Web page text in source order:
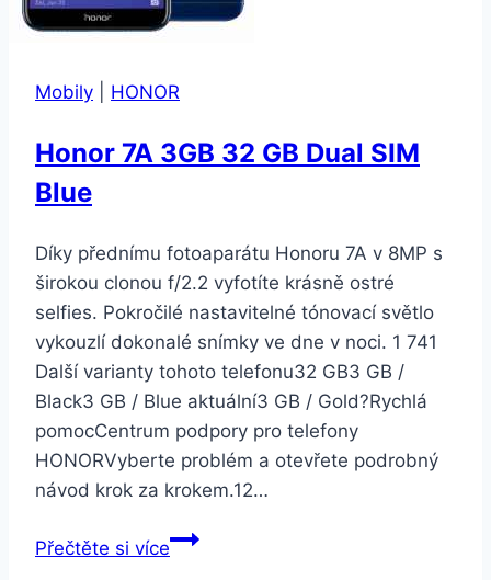
Mobily HONOR
Honor 7A 3GB 32 GB Dual SIM
Blue
Díky přednímu fotoaparátu Honoru 7A v 8MP s
širokou clonou f/2.2 vyfotíte krásně ostré
selfies. Pokročilé nastavitelné tónovací světlo
vykouzlí dokonalé snímky ve dne v noci. 1 741
Další varianty tohoto telefonu32 GB3 GB /
Black3 GB / Blue aktuální3 GB / Gold?Rychlá
pomocCentrum podpory pro telefony
HONORVyberte problém a otevřete podrobný
návod krok za krokem.12…
Přečtěte si víceHonor